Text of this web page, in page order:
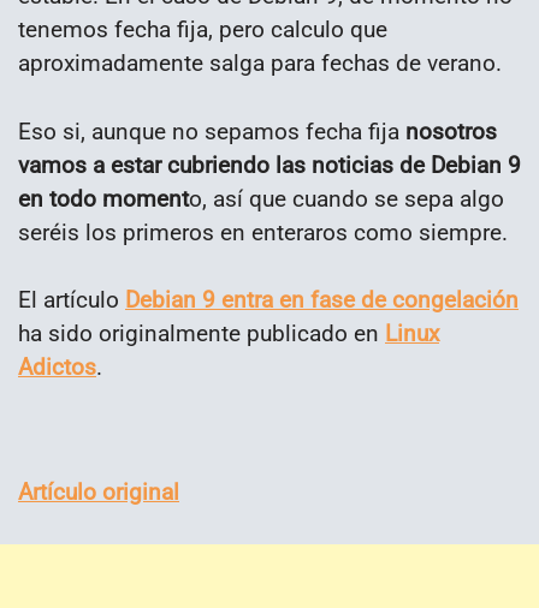
tenemos fecha fija, pero calculo que
aproximadamente salga para fechas de verano.
Eso si, aunque no sepamos fecha fija nosotros
vamos a estar cubriendo las noticias de Debian 9
en todo momento, así que cuando se sepa algo
seréis los primeros en enteraros como siempre.
El artículo Debian 9 entra en fase de congelación
ha sido originalmente publicado en Linux
Adictos.
Artículo original